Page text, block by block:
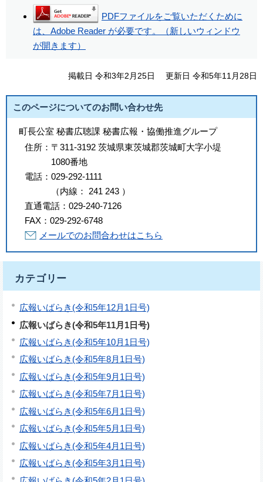
PDFファイルをご覧いただくために
は、Adobe Reader が必要です。（新しいウィンドウ
が開きます）
掲載日 令和3年2月25日 更新日 令和5年11月28日
このページについてのお問い合わせ先
町長公室 秘書広聴課 秘書広報・協働推進グループ
住所： 〒311-3192 茨城県東茨城郡茨城町大字小堤
1080番地
電話： 029-292-1111
（内線 ： 241 243 ）
直通電話： 029-240-7126
FAX： 029-292-6748
メールでのお問合わせはこちら
カテゴリー
広報いばらき(令和5年12月1日号)
広報いばらき(令和5年11月1日号)
広報いばらき(令和5年10月1日号)
広報いばらき(令和5年8月1日号)
広報いばらき(令和5年9月1日号)
広報いばらき(令和5年7月1日号)
広報いばらき(令和5年6月1日号)
広報いばらき(令和5年5月1日号)
広報いばらき(令和5年4月1日号)
広報いばらき(令和5年3月1日号)